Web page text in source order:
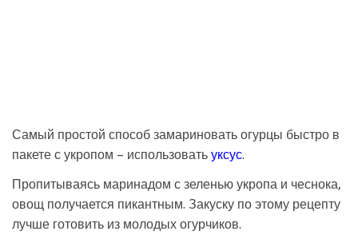
Самый простой способ замариновать огурцы быстро в
пакете с укропом – использовать уксус.
Пропитываясь маринадом с зеленью укропа и чеснока,
овощ получается пикантным. Закуску по этому рецепту
лучше готовить из молодых огурчиков.